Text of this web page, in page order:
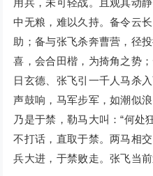
用兵，未可轻战。且观其动
中无粮，难以久持。备令云
助；备与张飞杀奔曹营，径
喜，会合田楷，为掎角之势
日玄德、张飞引一千人马杀
声鼓响，马军步军，如潮似
乃是于禁，勒马大叫：“何处
不打话，直取于禁。两马相
兵大进，于禁败走。张飞当